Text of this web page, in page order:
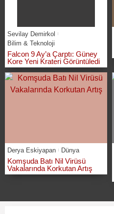
Sevilay Demirkol
Bilim & Teknoloji
Falcon 9 Ay’a Çarptı: Güney
Kore Yeni Krateri Görüntüledi
Derya Eskiyapan Dünya
Komşuda Batı Nil Virüsü
Vakalarında Korkutan Artış